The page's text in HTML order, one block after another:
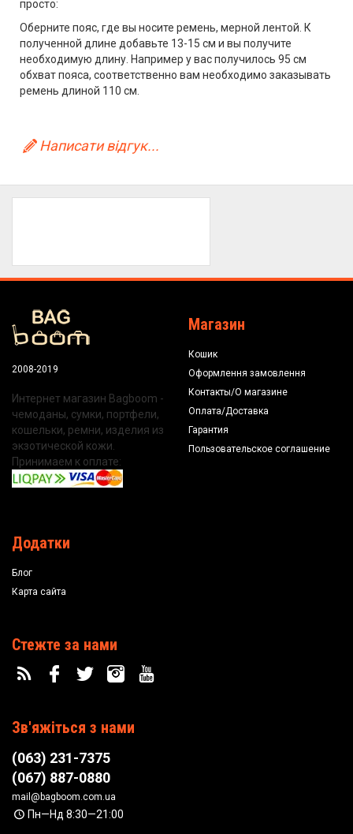
просто:
Оберните пояс, где вы носите ремень, мерной лентой. К
полученной длине добавьте 13-15 см и вы получите
необходимую длину. Например у вас получилось 95 см
обхват пояса, соответственно вам необходимо заказывать
ремень длиной 110 см.
Написати відгук...
2008-2019
Интернет магазин Bagboom -
чемоданы, сумки, портфели,
кошельки, ремни, изделия из
экзотической кожи.
Принимаем к оплате:
Магазин
Кошик
Оформлення замовлення
Контакты/О магазине
Оплата/Доставка
Гарантия
Пользовательское соглашение
Додатки
Блог
Карта сайта
Стежте за нами
Зв'яжіться з нами
(063) 231-7375
(067) 887-0880
mail@bagboom.com.ua
Пн—Нд 8:30—21:00